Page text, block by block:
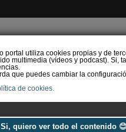
portal utiliza cookies propias y de
multimedia (vídeos y podcast). Si,
que puedes cambiar la
de cookies.
Si, quiero ver todo el contenido 😊
RENOVABLES
Universo Aniversario
año, muchos